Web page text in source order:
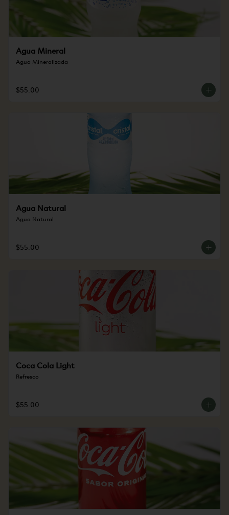
Agua Mineral
Agua Mineralizada
$55.00
Agua Natural
Agua Natural
$55.00
Coca Cola Light
Refresco
$55.00